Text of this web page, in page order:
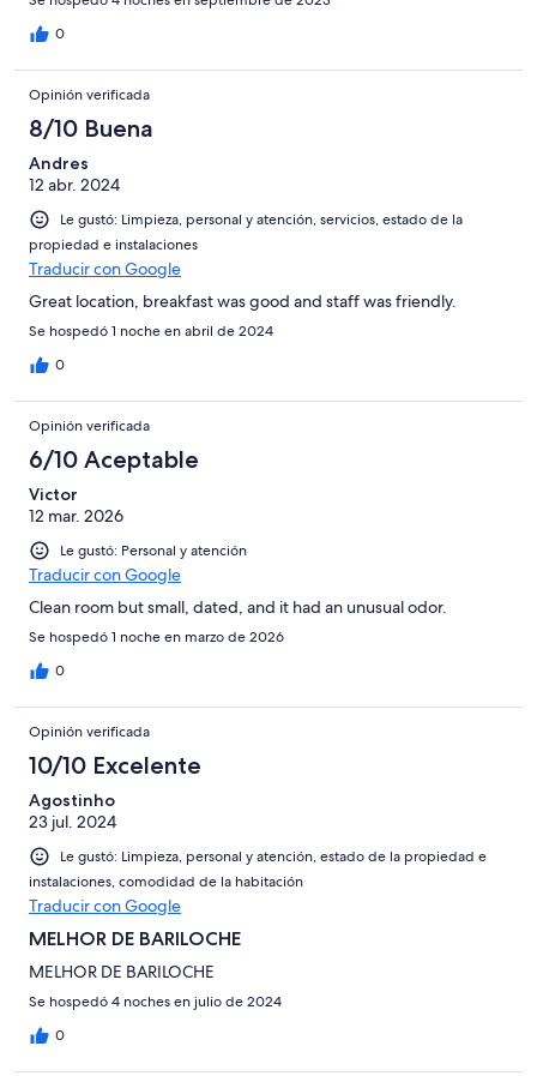
igual que las mucamas.
0
Opinión verificada
8/10 Buena
Andres
12 abr. 2024
Le gustó: Limpieza, personal y atención, servicios, estado de la
propiedad e instalaciones
Traducir con Google
Great location, breakfast was good and staff was friendly.
Se hospedó 1 noche en abril de 2024
0
Opinión verificada
6/10 Aceptable
Victor
12 mar. 2026
Le gustó: Personal y atención
Traducir con Google
Clean room but small, dated, and it had an unusual odor.
Se hospedó 1 noche en marzo de 2026
0
Opinión verificada
10/10 Excelente
Agostinho
23 jul. 2024
Le gustó: Limpieza, personal y atención, estado de la propiedad e
instalaciones, comodidad de la habitación
Traducir con Google
MELHOR DE BARILOCHE
MELHOR DE BARILOCHE
Se hospedó 4 noches en julio de 2024
0